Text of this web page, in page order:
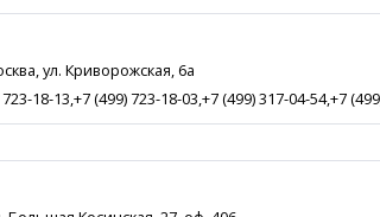
ул. Криворожская, 6а
18-13,+7 (499) 723-18-03,+7 (499) 317-04-54,+7